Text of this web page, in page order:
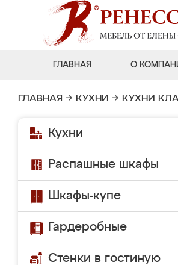
ГЛАВНАЯ О
ГЛАВНАЯ → КУХНИ → КУХНИ
Кухни
Распашные шкафы
Шкафы-купе
Гардеробные
Стенки в гостиную